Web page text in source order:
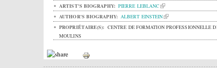
ARTIST'S BIOGRAPHY: PIERRE LEBLANC
AUTHOR'S BIOGRAPHY: ALBERT EINSTEIN
PROPRIÉTAIRE(S): CENTRE DE FORMATION PROFESSIONNELLE
MOULINS